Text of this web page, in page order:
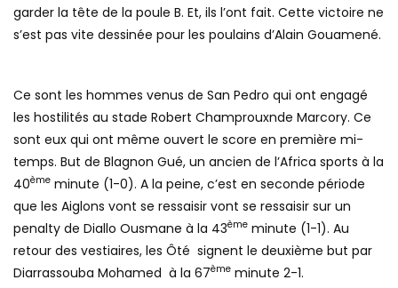
garder la tête de la poule B. Et, ils l’ont fait. Cette victoire ne
s’est pas vite dessinée pour les poulains d’Alain Gouamené.
Ce sont les hommes venus de San Pedro qui ont engagé
les hostilités au stade Robert Champrouxnde Marcory. Ce
sont eux qui ont même ouvert le score en première mi-
temps. But de Blagnon Gué, un ancien de l’Africa sports à la
40ème minute (1-0). A la peine, c’est en seconde période
que les Aiglons vont se ressaisir vont se ressaisir sur un
penalty de Diallo Ousmane à la 43ème minute (1-1). Au
retour des vestiaires, les Ôté signent le deuxième but par
Diarrassouba Mohamed à la 67ème minute 2-1.